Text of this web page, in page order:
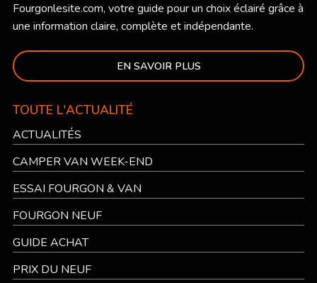
Fourgonlesite.com, votre guide pour un choix éclairé grâce à
une information claire, complète et indépendante.
EN SAVOIR PLUS
TOUTE L'ACTUALITÉ
ACTUALITÉS
CAMPER VAN WEEK-END
ESSAI FOURGON & VAN
FOURGON NEUF
GUIDE ACHAT
PRIX DU NEUF